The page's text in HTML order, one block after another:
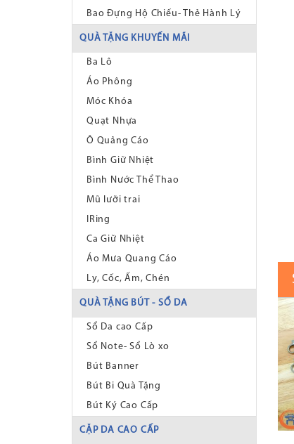
Bao Đựng Hộ Chiếu- Thẻ Hành Lý
QUÀ TẶNG KHUYẾN MÃI
Ba Lô
Áo Phông
Móc Khóa
Quạt Nhựa
Ô Quảng Cáo
Bình Giữ Nhiệt
Bình Nước Thể Thao
Mũ lưỡi trai
IRing
Ca Giữ Nhiệt
Áo Mưa Quang Cáo
Ly, Cốc, Ấm, Chén
QUÀ TẶNG BÚT - SỔ DA
Sổ Da cao Cấp
Sổ Note- Sổ Lò xo
Bút Banner
Bút Bi Quà Tặng
Bút Ký Cao Cấp
CẶP DA CAO CẤP